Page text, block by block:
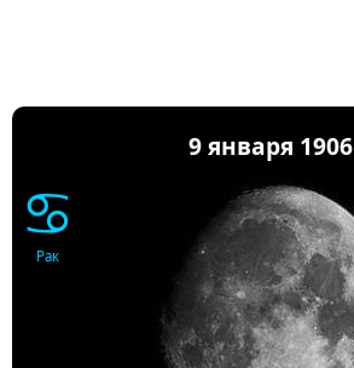
9 января 1906
♋
Рак